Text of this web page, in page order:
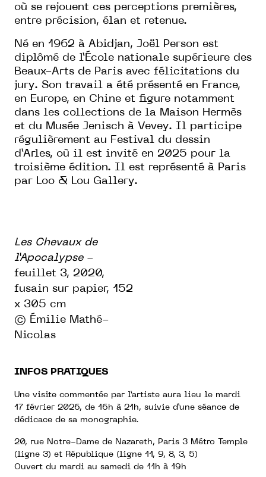
où se rejouent ces perceptions premières,
entre précision, élan et retenue.
Né en 1962 à Abidjan, Joël Person est
diplômé de l’École nationale supérieure des
Beaux-Arts de Paris avec félicitations du
jury. Son travail a été présenté en France,
en Europe, en Chine et figure notamment
dans les collections de la Maison Hermès
et du Musée Jenisch à Vevey. Il participe
régulièrement au Festival du dessin
d’Arles, où il est invité en 2025 pour la
troisième édition. Il est représenté à Paris
par Loo & Lou Gallery.
Les Chevaux de
l’Apocalypse-
feuillet 3, 2020,
fusain sur papier, 152
x 305 cm
© Émilie Mathé-
Nicolas
INFOS PRATIQUES
Une visite commentée par l’artiste aura lieu le mardi
17 février 2026, de 16h à 21h, suivie d’une séance de
dédicace de sa monographie.
20, rue Notre-Dame de Nazareth, Paris 3 Métro Temple
(ligne 3) et République (ligne 11, 9, 8, 3, 5)
Ouvert du mardi au samedi de 11h à 19h